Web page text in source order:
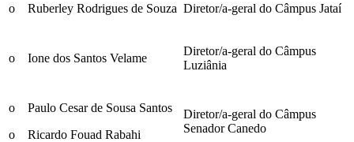
o Ruberley Rodrigues de Souza Diretor/a-geral do Câmpus Jataí
o Ione dos Santos Velame
Diretor/a-geral do Câmpus
Luziânia
o Paulo Cesar de Sousa Santos
o Ricardo Fouad Rabahi
Diretor/a-geral do Câmpus
Senador Canedo